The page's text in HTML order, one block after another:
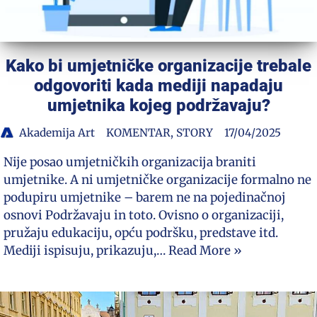
Kako bi umjetničke organizacije trebale
odgovoriti kada mediji napadaju
umjetnika kojeg podržavaju?
Akademija Art KOMENTAR, STORY 17/04/2025
Nije posao umjetničkih organizacija braniti
umjetnike. A ni umjetničke organizacije formalno ne
podupiru umjetnike – barem ne na pojedinačnoj
osnovi Podržavaju in toto. Ovisno o organizaciji,
pružaju edukaciju, opću podršku, predstave itd.
Mediji ispisuju, prikazuju,…Read More »